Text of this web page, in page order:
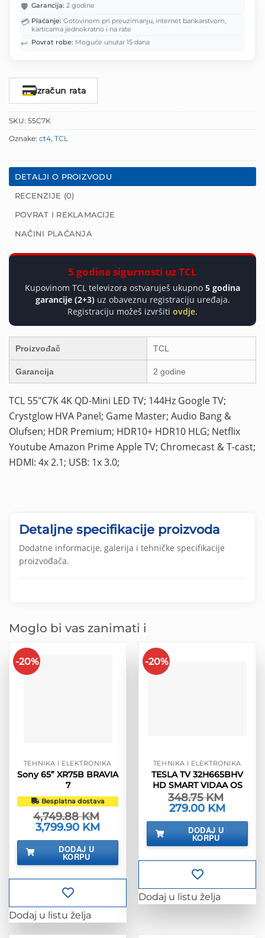
🛡️ Garancija: 2 godine
💳 Plaćanje: Gotovinom pri preuzimanju, internet bankarstvom,
karticama jednokratno i na rate
↩️ Povrat robe: Moguće unutar 15 dana
Izračun rata
SKU: 55C7K
Oznake: ct4, TCL
DETALJI O PROIZVODU
RECENZIJE (0)
POVRAT I REKLAMACIJE
NAČINI PLAĆANJA
5 godina sigurnosti uz TCL
Kupovinom TCL televizora ostvaruješ ukupno 5 godina
garancije (2+3)uz obaveznu registraciju uređaja.
Registraciju možeš izvršiti ovdje.
Proizvođač TCL
Garancija 2 godine
TCL 55″C7K 4K QD-Mini LED TV; 144Hz Google TV;
Crystglow HVA Panel; Game Master; Audio Bang &
Olufsen; HDR Premium; HDR10+ HDR10 HLG; Netflix
Youtube Amazon Prime Apple TV; Chromecast & T-cast;
HDMI: 4x 2.1; USB: 1x 3.0;
Detaljne specifikacije proizvoda
Dodatne informacije, galerija i tehničke specifikacije
proizvođača.
Moglo bi vas zanimati i
-20%
TEHNIKA I ELEKTRONIKA
Sony 65” XR75B BRAVIA
7
Besplatna dostava
4,749.88KM
Izvorna
cijena
bila
4,749.88 KM.
3,799.90 KM
je:
3,799.90 KM.
DODAJ U
KORPU
Dodaj u listu želja
-20%
TEHNIKA I ELEKTRONIKA
TESLA TV 32H665BHV
HD SMART VIDAA OS
348.75KM
Izvorna
cijena
bila
348.75 KM.
279.00 KM
je:
DODAJ U
KORPU
Dodaj u listu želja